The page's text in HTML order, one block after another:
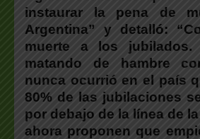
instaurar la pena de
Argentina” y detalló:
muerte a los jubilados.
matando de hambre
nunca ocurrió en el país
80% de las jubilaciones
por debajo de la línea de
ahora proponen que